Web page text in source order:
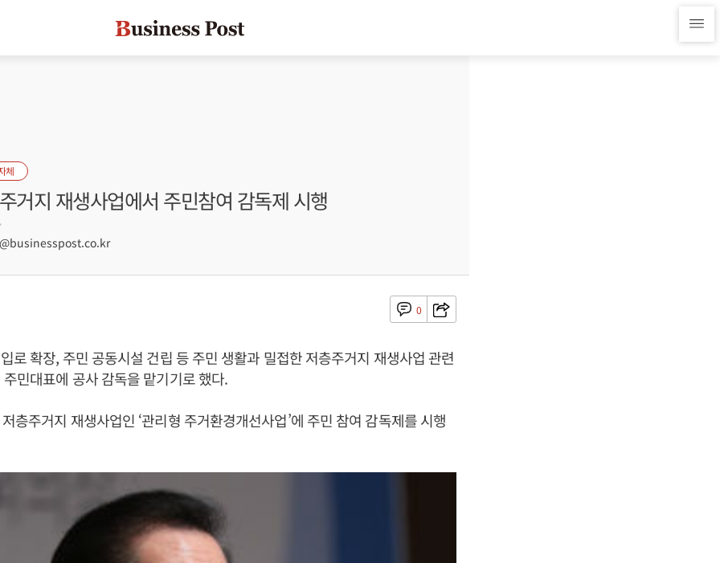
체
거지 재생사업에서 주민참여 감독제 시행
0
로 확장, 주민 공동시설 건립 등 주민 생활과 밀접한 저층주거지 재생사업 관련
민대표에 공사 감독을 맡기기로 했다.
층주거지 재생사업인 ‘관리형 주거환경개선사업’에 주민 참여 감독제를 시행